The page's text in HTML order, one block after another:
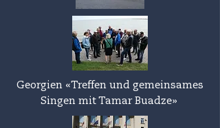
Georgien «Treffen und gemeinsames
Singen mit Tamar Buadze»